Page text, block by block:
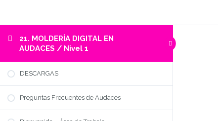
21. MOLDERÍA DIGITAL EN
AUDACES / Nivel 1
DESCARGAS
Preguntas Frecuentes de Audaces